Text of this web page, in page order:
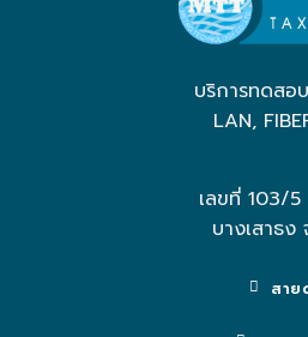
บริการทดสอ
LAN,
เลขที่ 103/
บางเสาธ
สาย